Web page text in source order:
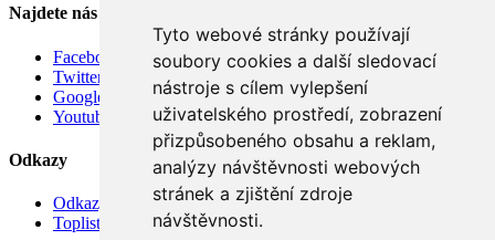
Tyto webové stránky používají
soubory cookies a další sledovací
nástroje s cílem vylepšení
uživatelského prostředí, zobrazení
přizpůsobeného obsahu a reklam,
analýzy návštěvnosti webových
stránek a zjištění zdroje
návštěvnosti.
Najdete nás
Facebook
Twitter
Google
Youtube
Odkazy
Odkazy
Toplist